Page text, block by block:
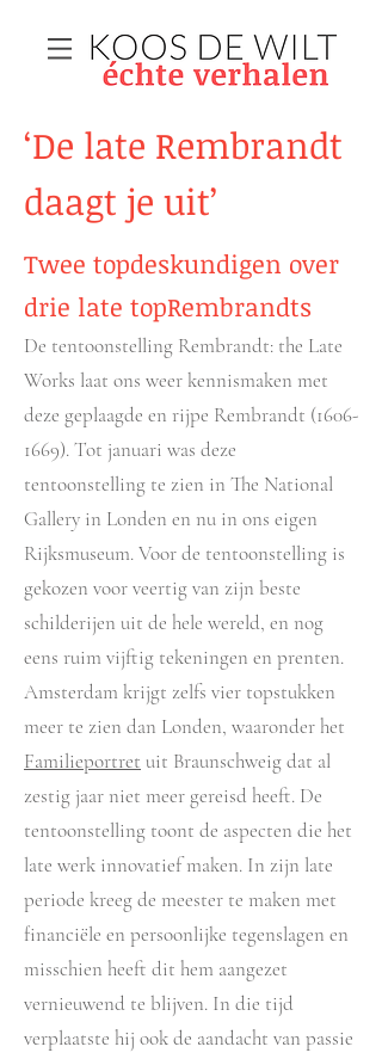
‘De late Rembrandt
daagt je uit’
Twee topdeskundigen over
drie late topRembrandts
De tentoonstelling Rembrandt: the Late
Works laat ons weer kennismaken met
deze geplaagde en rijpe Rembrandt (1606-
1669). Tot januari was deze
tentoonstelling te zien in The National
Gallery in Londen en nu in ons eigen
Rijksmuseum. Voor de tentoonstelling is
gekozen voor veertig van zijn beste
schilderijen uit de hele wereld, en nog
eens ruim vijftig tekeningen en prenten.
Amsterdam krijgt zelfs vier topstukken
meer te zien dan Londen, waaronder het
Familieportret uit Braunschweig dat al
zestig jaar niet meer gereisd heeft. De
tentoonstelling toont de aspecten die het
late werk innovatief maken. In zijn late
periode kreeg de meester te maken met
financiële en persoonlijke tegenslagen en
misschien heeft dit hem aangezet
vernieuwend te blijven. In die tijd
verplaatste hij ook de aandacht van passie